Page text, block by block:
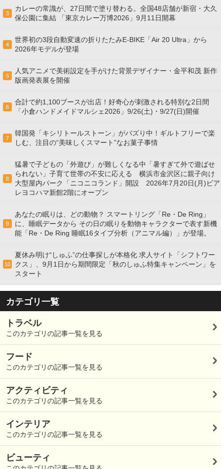
3
カレーの常識が、27日間で塗り替わる。全国48店舗が新宿・大久
保公園に集結 「東京カレー万博2026」9月11日開幕
4
世界初の3段自動変速の折りたたみE-BIKE「Air 20 Ultra」から
2026年モデルが登場
5
人気アニメで美術設定を手がけた背景デザイナー・金平和茂 新作
版画発表展を開催
6
合計で約1,100ブースが出店！好奇心が刺激される特別な2日間
「小倉ハンドメイドマルシェ2026」9/26(土)・9/27(日)開催
7
韓国発「キシリトールストーン」がバズり中！ギルトフリーで楽
しむ、注目の“美味しくスマート”なお菓子事情
8
猛暑で子どもの「外遊び」が難しくなる中「暑すぎて外で遊ばせ
られない」子育て世帯の不安に応える 横浜市金沢区に親子向け
大型屋内パーク「ニコニコランド」開設 2026年7月20日(月)ビア
レヨコハマ新館2階にオープン
9
あなたの眠りは、どの動物？ スマートリング「Re・De Ring」
に、睡眠データから その日の眠りを動物キャラクターで表す新機
能「Re・De Ring 睡眠16タイプ分析（アニマル編）」が登場。
10
夏休み明け“しゅふ”の仕事探しが本格化 求人サイト「シフトワー
クス」、9月1日から期間限定「秋のしゅふ特集キャンペーン」を
スタート
カテゴリ一覧
トラベル
このカテゴリの記事一覧を見る
フード
このカテゴリの記事一覧を見る
アクティビティ
このカテゴリの記事一覧を見る
インテリア
このカテゴリの記事一覧を見る
ビューティ